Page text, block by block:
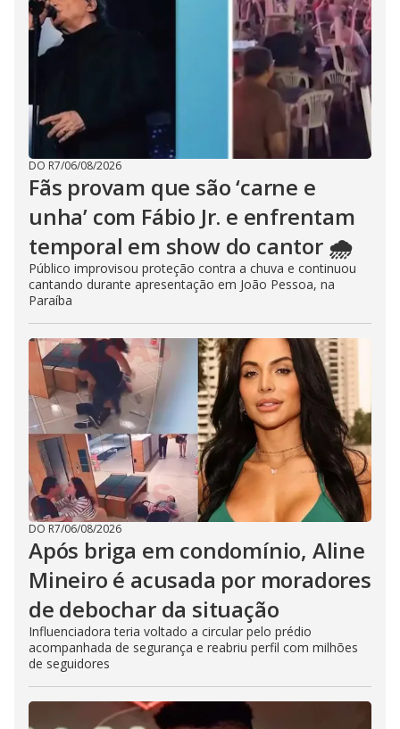
DO R7/06/08/2026
Fãs provam que são ‘carne e
unha’ com Fábio Jr. e enfrentam
temporal em show do cantor 🌧️
Público improvisou proteção contra a chuva e continuou
cantando durante apresentação em João Pessoa, na
Paraíba
DO R7/06/08/2026
Após briga em condomínio, Aline
Mineiro é acusada por moradores
de debochar da situação
Influenciadora teria voltado a circular pelo prédio
acompanhada de segurança e reabriu perfil com milhões
de seguidores